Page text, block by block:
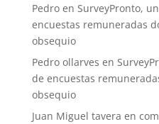
Pedroen SurveyPronto,
encuestas remuneradas
obsequio
Pedro ollarves en
de encuestas
obsequio
Juan Miguel tavera en